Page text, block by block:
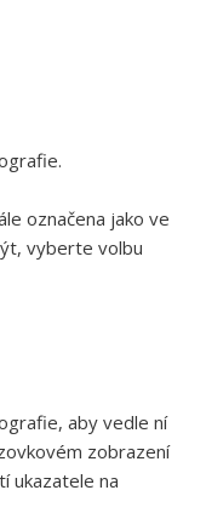
označena jako ve
vyberte volbu
aby vedle ní
zobrazení
ukazatele na